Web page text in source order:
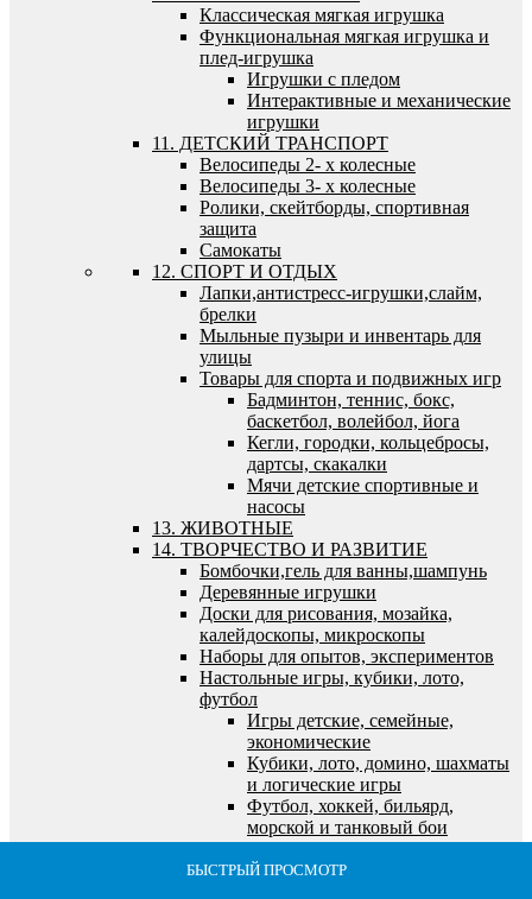
БЫСТРЫЙ ПРОСМОТР
БЫСТРЫЙ ПРОСМОТР
БЫСТРЫЙ ПРОСМОТР
БЫСТРЫЙ ПРОСМОТР
БЫСТРЫЙ ПРОСМОТР
Классическая мягкая игрушка
Функциональная мягкая игрушка и
плед-игрушка
Игрушки с пледом
Интерактивные и механические
игрушки
11. ДЕТСКИЙ ТРАНСПОРТ
Велосипеды 2- х колесные
Велосипеды 3- х колесные
Ролики, скейтборды, спортивная
защита
Самокаты
12. СПОРТ И ОТДЫХ
Лапки,антистресс-игрушки,слайм,
брелки
Мыльные пузыри и инвентарь для
улицы
Товары для спорта и подвижных игр
Бадминтон, теннис, бокс,
баскетбол, волейбол, йога
Кегли, городки, кольцебросы,
дартсы, скакалки
Мячи детские спортивные и
насосы
13. ЖИВОТНЫЕ
14. ТВОРЧЕСТВО И РАЗВИТИЕ
Бомбочки,гель для ванны,шампунь
Деревянные игрушки
Доски для рисования, мозайка,
калейдоскопы, микроскопы
Наборы для опытов, экспериментов
Настольные игры, кубики, лото,
футбол
Игры детские, семейные,
экономические
Кубики, лото, домино, шахматы
и логические игры
Футбол, хоккей, бильярд,
морской и танковый бои
Пазлы, наборы для творчества, холсты,
алмазная мозайка